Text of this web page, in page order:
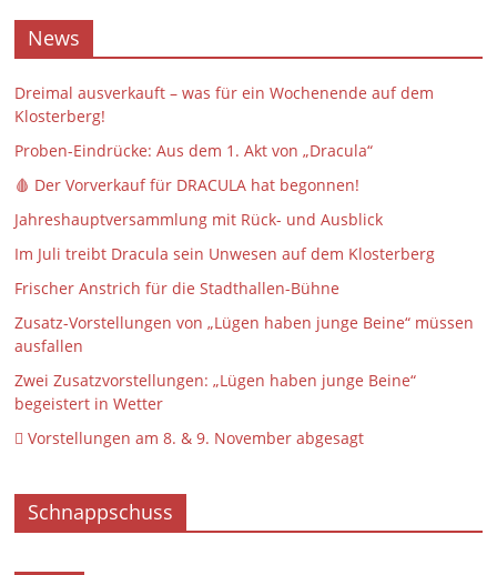
News
Dreimal ausverkauft – was für ein Wochenende auf dem
Klosterberg!
Proben-Eindrücke: Aus dem 1. Akt von „Dracula“
🩸 Der Vorverkauf für DRACULA hat begonnen!
Jahreshauptversammlung mit Rück- und Ausblick
Im Juli treibt Dracula sein Unwesen auf dem Klosterberg
Frischer Anstrich für die Stadthallen-Bühne
Zusatz-Vorstellungen von „Lügen haben junge Beine“ müssen
ausfallen
Zwei Zusatzvorstellungen: „Lügen haben junge Beine“
begeistert in Wetter
 Vorstellungen am 8. & 9. November abgesagt
Schnappschuss